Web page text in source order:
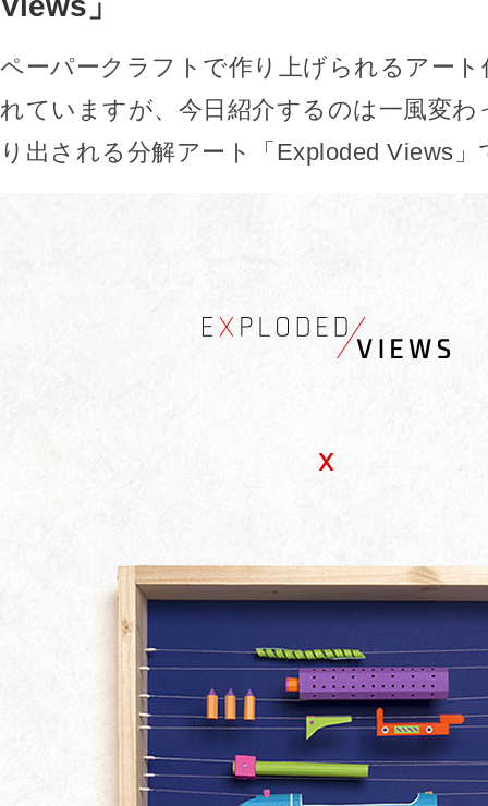
ペーパークラフトで作り上げられるアート
れていますが、今日紹介するのは一風変わ
り出される分解アート「Exploded Views」